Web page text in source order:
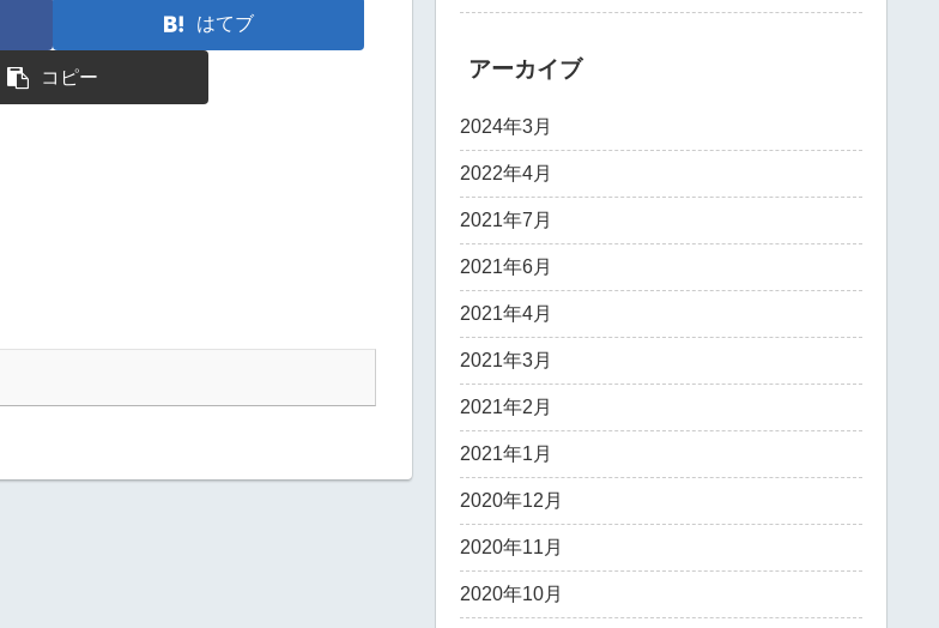
はてブ
コピー アーカイブ
2024年3月
2022年4月
2021年7月
2021年6月
2021年4月
2021年3月
2021年2月
2021年1月
2020年12月
2020年11月
2020年10月